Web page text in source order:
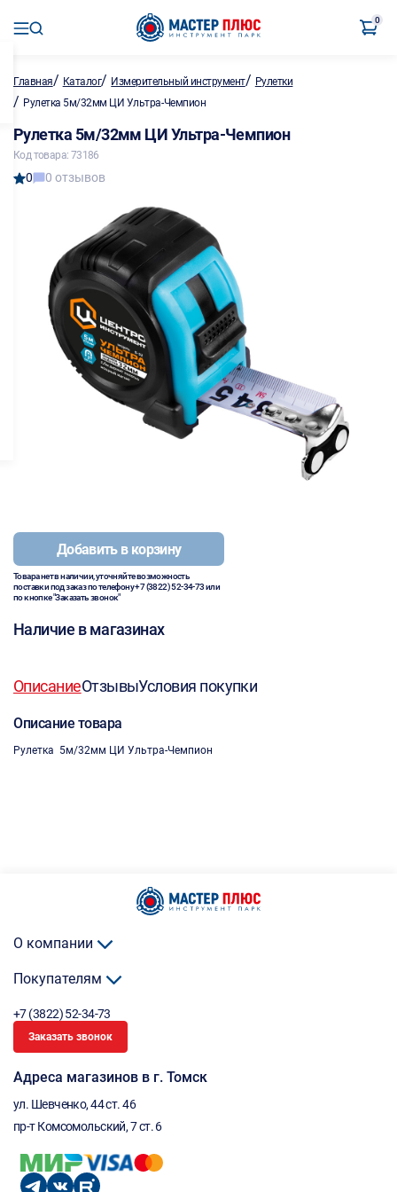
0
Главная/ Каталог/ Измерительный инструмент/ Рулетки
/ Рулетка 5м/32мм ЦИ Ультра-Чемпион
Рулетка 5м/32мм ЦИ Ультра-Чемпион
Код товара: 73186
0 0 отзывов
Добавить в корзину
Товара нет в наличии, уточняйте возможность
поставки под заказ по телефону+7 (3822) 52-34-73или
по кнопке "Заказать звонок"
Наличие в магазинах
ОписаниеОтзывыУсловия покупки
Описание товара
Рулетка 5м/32мм ЦИ Ультра-Чемпион
О компании
Покупателям
+7 (3822) 52-34-73
Заказать звонок
Адреса магазинов в г. Томск
ул. Шевченко, 44 ст. 46
пр-т Комсомольский, 7 ст. 6